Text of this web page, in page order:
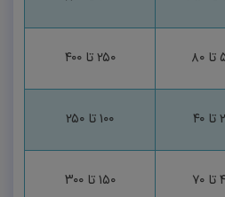
تا۸۰ ۲۵۰تا۴۰۰
تا ۴۰ ۱۰۰تا ۲۵۰
تا ۷۰ ۱۵۰تا۳۰۰